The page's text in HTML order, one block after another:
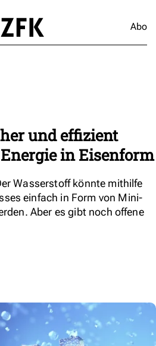
Abo
und effizient
in Eisenform
Wasserstoff könnte mithilfe
einfach in Form von Mini-
Aber es gibt noch offene